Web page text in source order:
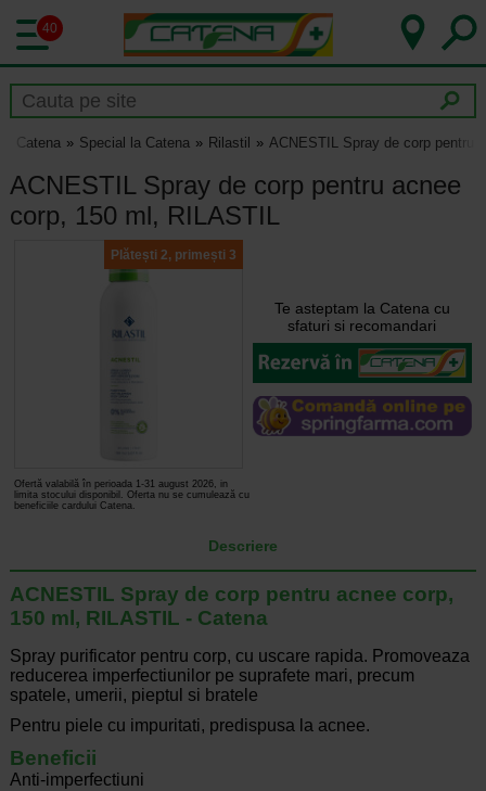
40
Catena Special la Catena Rilastil ACNESTIL Spray de corp pentru
ACNESTIL Spray de corp pentru acnee
corp, 150 ml, RILASTIL
Plătești 2, primești 3
Ofertă valabilă în perioada 1-31 august 2026, in
limita stocului disponibil. Oferta nu se cumulează cu
beneficiile cardului Catena.
Te asteptam la Catena cu
sfaturi si recomandari
Descriere
ACNESTIL Spray de corp pentru acnee corp,
150 ml, RILASTIL - Catena
Spray purificator pentru corp, cu uscare rapida. Promoveaza
reducerea imperfectiunilor pe suprafete mari, precum
spatele, umerii, pieptul si bratele
Pentru piele cu impuritati, predispusa la acnee.
Beneficii
Anti-imperfectiuni